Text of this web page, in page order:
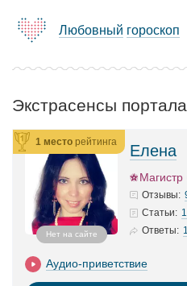
Любовный гороскоп
Экстрасенсы
1 место рейтинга
Нет на сайте
Елена
Магистр
Отзывы:
Статьи:
Ответы:
Аудио-приветствие